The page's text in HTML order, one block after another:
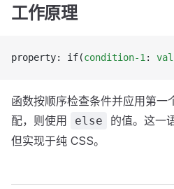
工作原理
property: if(condition-1 :
函数按顺序检查条件并应用第一
配，则使用
else
的值。这一
但实现于纯 CSS。